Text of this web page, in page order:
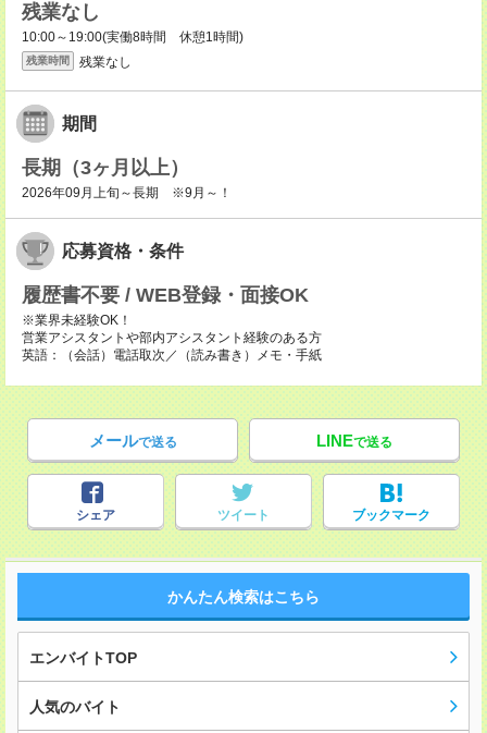
残業なし
10:00～19:00(実働8時間 休憩1時間)
残業時間 残業なし
期間
長期（3ヶ月以上）
2026年09月上旬～長期 ※9月～！
応募資格・条件
履歴書不要 / WEB登録・面接OK
※業界未経験OK！
営業アシスタントや部内アシスタント経験のある方
英語：（会話）電話取次／（読み書き）メモ・手紙
メールで送る LINEで送る
シェア ツイート ブックマーク
かんたん検索はこちら
エンバイトTOP
人気のバイト